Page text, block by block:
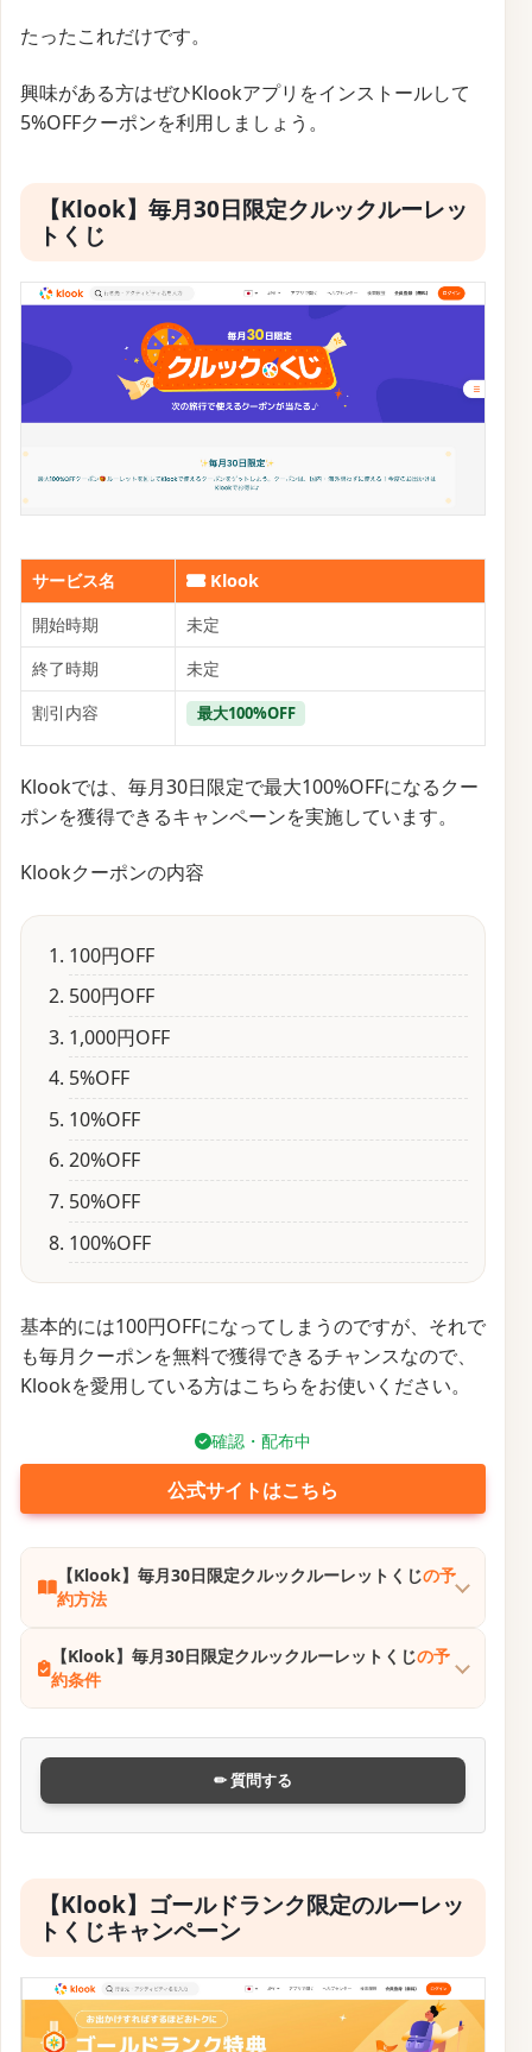
たったこれだけです。
興味がある方はぜひKlookアプリをインストールして
5%OFFクーポンを利用しましょう。
【Klook】毎月30日限定クルックルーレッ
トくじ
サービス名
Klook
開始時期
未定
終了時期
未定
割引内容
最大100%OFF
Klookでは、毎月30日限定で最大100%OFFになるクー
ポンを獲得できるキャンペーンを実施しています。
Klookクーポンの内容
100円OFF
500円OFF
1,000円OFF
5%OFF
10%OFF
20%OFF
50%OFF
100%OFF
基本的には100円OFFになってしまうのですが、それで
も毎月クーポンを無料で獲得できるチャンスなので、
Klookを愛用している方はこちらをお使いください。
確認・配布中
公式サイトはこちら
【Klook】毎月30日限定クルックルーレットくじの予
約方法
【Klook】毎月30日限定クルックルーレットくじの予
約条件
✏ 質問する
【Klook】ゴールドランク限定のルーレッ
トくじキャンペーン